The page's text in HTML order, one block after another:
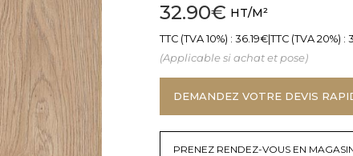
32.90€ HT/M²
TTC (TVA 10%) : 36.19€ TTC (TVA 20%) :
(Applicable si achat et pose)
DEMANDEZ VOTRE DEVIS
PRENEZ RENDEZ-VOUS EN